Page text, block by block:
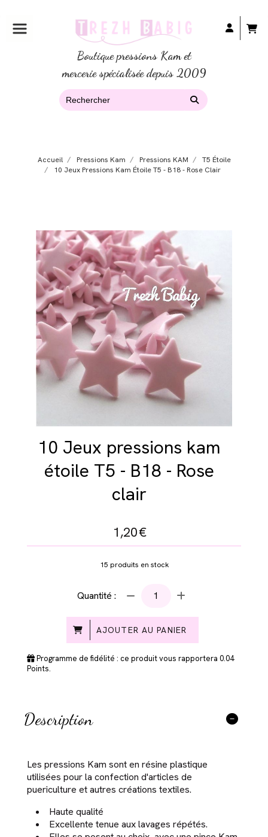
Boutique pressions Kam et
mercerie spécialisée depuis 2009
Accueil Pressions Kam Pressions KAM
T5 Étoile
10 Jeux Pressions Kam Étoile T5 - B18 - Rose Clair
10 Jeux pressions kam
étoile T5 - B18 - Rose
clair
1,20€
15 produits en stock
Quantité :
AJOUTER AU PANIER
Programme de fidélité : ce produit vous rapportera 0.04
Points.
Description
Les pressions Kam sont en résine plastique
utilisées pour la confection d'articles de
puericulture et autres créations textiles.
Haute qualité
Excellente tenue aux lavages répétés.